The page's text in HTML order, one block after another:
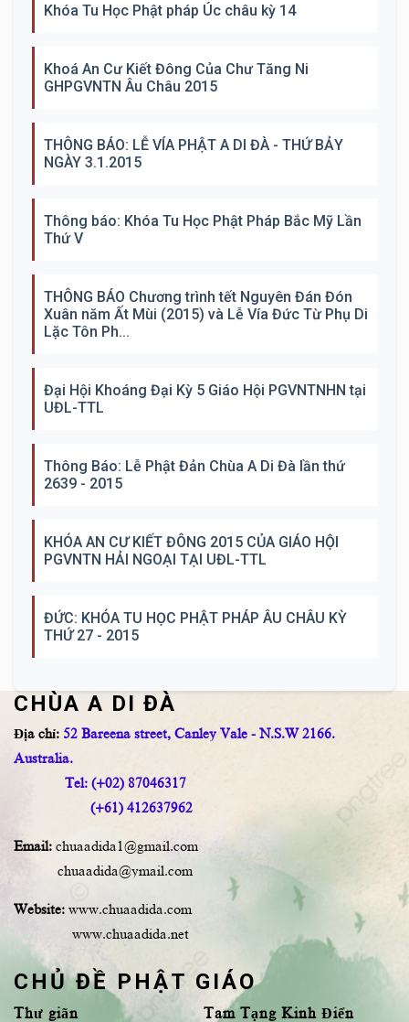
Khóa Tu Học Phật pháp Úc châu kỳ 14
Khoá An Cư Kiết Đông Của Chư Tăng Ni
GHPGVNTN Âu Châu 2015
THÔNG BÁO: LỄ VÍA PHẬT A DI ĐÀ - THỨ BẢY
NGÀY 3.1.2015
Thông báo: Khóa Tu Học Phật Pháp Bắc Mỹ Lần
Thứ V
THÔNG BÁO Chương trình tết Nguyên Đán Đón
Xuân năm Ất Mùi (2015) và Lễ Vía Đức Từ Phụ Di
Lặc Tôn Ph...
Đại Hội Khoáng Đại Kỳ 5 Giáo Hội PGVNTNHN tại
UĐL-TTL
Thông Báo: Lễ Phật Đản Chùa A Di Đà lần thứ
2639 - 2015
KHÓA AN CƯ KIẾT ĐÔNG 2015 CỦA GIÁO HỘI
PGVNTN HẢI NGOẠI TẠI UĐL-TTL
ĐỨC: KHÓA TU HỌC PHẬT PHÁP ÂU CHÂU KỲ
THỨ 27 - 2015
CHÙA A DI ĐÀ
Địa chỉ: 52 Bareena street, Canley Vale - N.S.W 2166.
Australia.
Tel: (+02) 87046317
(+61) 412637962
Email: chuaadida1@gmail.com
chuaadida@ymail.com
Website: www.chuaadida.com
www.chuaadida.net
CHỦ ĐỀ PHẬT GIÁO
Thư giãn Tam Tạng Kinh Điển